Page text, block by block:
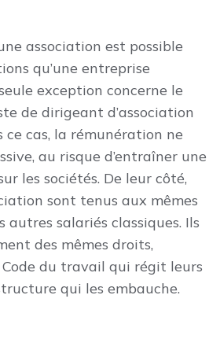
association est possible
qu’une entreprise
exception concerne le
de dirigeant d’association
ce cas, la rémunération ne
au risque d’entraîner une
les sociétés. De leur côté,
sont tenus aux mêmes
autres salariés classiques. Ils
des mêmes droits,
du travail qui régit leurs
qui les embauche.